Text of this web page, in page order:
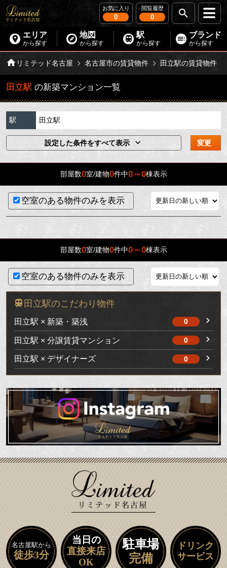
お気に入り
0
閲覧履歴
0
エリア
から探す
地図
から探す
駅
から探す
ブランド
から探す
リミテッド名古屋 名古屋市の賃貸物件 田立駅の賃貸物件
田立駅 の新築マンション一覧
駅 田立駅
設定した条件をすべて表示 変更
部屋数0室/建物0件中0～0棟表示
空室のある物件のみを表示
部屋数0室/建物0件中0～0棟表示
空室のある物件のみを表示
田立駅のこだわり物件
田立駅 × 新築・築浅 0
田立駅 × 分譲賃貸マンション 0
田立駅 × デザイナーズ 0
名古屋駅から
徒歩3分
当日の
直接来店
OK
駐車場
完備
ドリンク
サービス